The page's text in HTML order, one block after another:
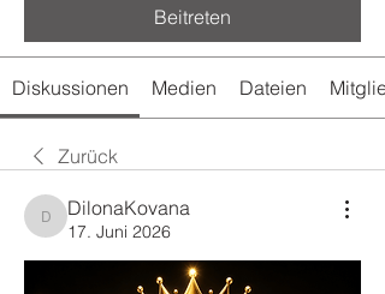
Beitreten
Diskussionen Medien Dateien
Zurück
DilonaKovana
DilonaKovana
17. Juni 2026